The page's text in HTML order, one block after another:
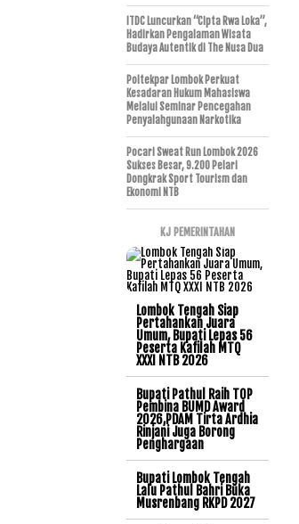
ITDC Luncurkan “Cipta Rwa Loka”,
Hadirkan Pengalaman Wisata
Budaya Autentik di The Nusa Dua
Poltekpar Lombok Perkuat
Kesadaran Hukum Mahasiswa
Melalui Seminar Pencegahan
Penyalahgunaan Narkotika
Pocari Sweat Run Lombok 2026
Sukses Besar, 9.200 Pelari
Dongkrak Sport Tourism dan
Ekonomi NTB
KJ PEMERINTAHAN
Lombok Tengah Siap
Pertahankan Juara
Umum, Bupati Lepas 56
Peserta Kafilah MTQ
XXXI NTB 2026
Bupati Pathul Raih TOP
Pembina BUMD Award
2026,PDAM Tirta Ardhia
Rinjani Juga Borong
Penghargaan
Bupati Lombok Tengah
Lalu Pathul Bahri Buka
Musrenbang RKPD 2027